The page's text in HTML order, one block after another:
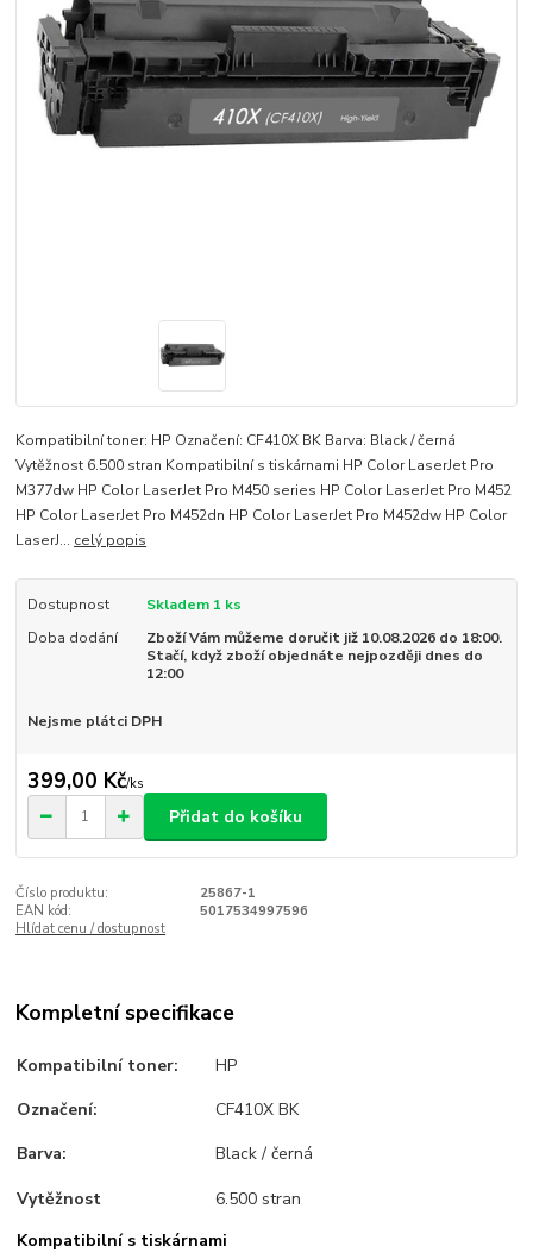
Kompatibilní toner: HP Označení: CF410X BK Barva: Black / černá
Vytěžnost 6.500 stran Kompatibilní s tiskárnami HP Color LaserJet Pro
M377dw HP Color LaserJet Pro M450 series HP Color LaserJet Pro M452
HP Color LaserJet Pro M452dn HP Color LaserJet Pro M452dw HP Color
LaserJ... celý popis
Dostupnost
Skladem 1 ks
Doba dodání
Zboží Vám můžeme doručit již 10.08.2026 do 18:00.
Stačí, když zboží objednáte nejpozději dnes do
12:00
Nejsme plátci DPH
399,00 Kč/ks
Přidat do košíku
Číslo produktu:
25867-1
EAN kód:
5017534997596
Hlídat cenu / dostupnost
Kompletní specifikace
Kompatibilní toner:
HP
Označení:
CF410X BK
Barva:
Black / černá
Vytěžnost
6.500 stran
Kompatibilní s tiskárnami